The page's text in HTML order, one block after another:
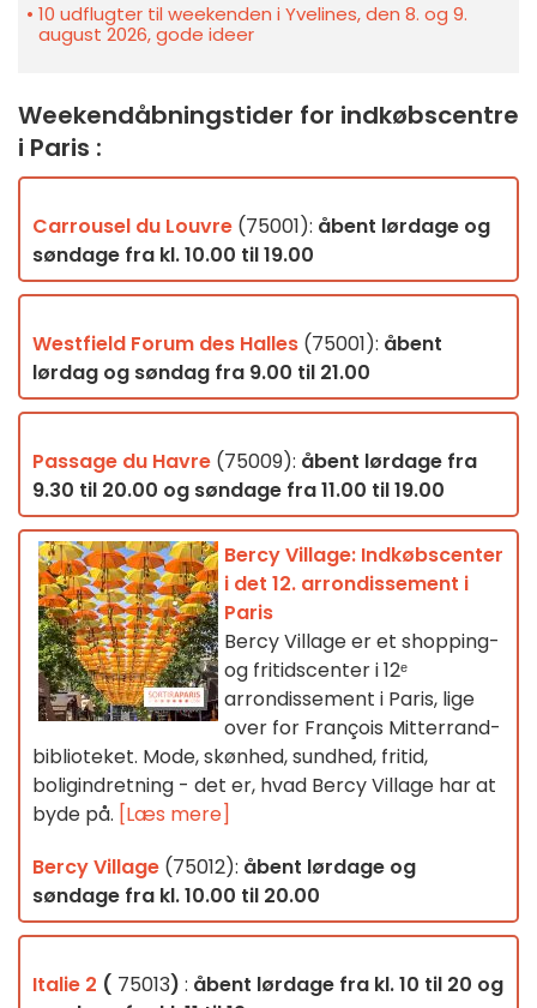
10 udflugter til weekenden i Yvelines, den 8. og 9.
august 2026, gode ideer
Weekendåbningstider for indkøbscentre
i Paris :
Carrousel du Louvre (75001): åbent lørdage og
søndage fra kl. 10.00 til 19.00
Westfield Forum des Halles (75001): åbent
lørdag og søndag fra 9.00 til 21.00
Passage du Havre (75009): åbent lørdage fra
9.30 til 20.00 og søndage fra 11.00 til 19.00
Bercy Village: Indkøbscenter
i det 12. arrondissement i
Paris
Bercy Village er et shopping-
og fritidscenter i 12ᵉ
arrondissement i Paris, lige
over for François Mitterrand-
biblioteket. Mode, skønhed, sundhed, fritid,
boligindretning - det er, hvad Bercy Village har at
byde på. [Læs mere]
Bercy Village (75012): åbent lørdage og
søndage fra kl. 10.00 til 20.00
Italie 2 ( 75013) : åbent lørdage fra kl. 10 til 20 og